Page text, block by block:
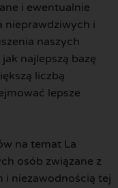
i ewentualnie
nieprawdziwych i
naszych
najlepszą bazę
liczbą
lepsze
na temat La
osób związane z
i niezawodnością tej